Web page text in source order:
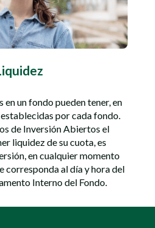
un fondo pueden tener, en
por cada fondo.
de Inversión Abiertos el
liquidez de su cuota, es
en cualquier momento
corresponda al día y hora del
Interno del Fondo.